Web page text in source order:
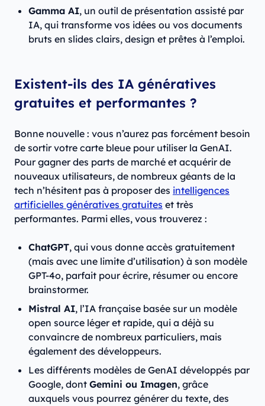
Gamma AI, un outil de présentation assisté par
IA, qui transforme vos idées ou vos documents
bruts en slides clairs, design et prêtes à l’emploi.
Existent-ils des IA génératives
gratuites et performantes ?
Bonne nouvelle : vous n’aurez pas forcément besoin
de sortir votre carte bleue pour utiliser la GenAI.
Pour gagner des parts de marché et acquérir de
nouveaux utilisateurs, de nombreux géants de la
tech n’hésitent pas à proposer des intelligences
artificielles génératives gratuites et très
performantes. Parmi elles, vous trouverez :
ChatGPT, qui vous donne accès gratuitement
(mais avec une limite d’utilisation) à son modèle
GPT-4o, parfait pour écrire, résumer ou encore
brainstormer.
Mistral AI, l’IA française basée sur un modèle
open source léger et rapide, qui a déjà su
convaincre de nombreux particuliers, mais
également des développeurs.
Les différents modèles de GenAI développés par
Google, dont Gemini ou Imagen, grâce
auxquels vous pourrez générer du texte, des